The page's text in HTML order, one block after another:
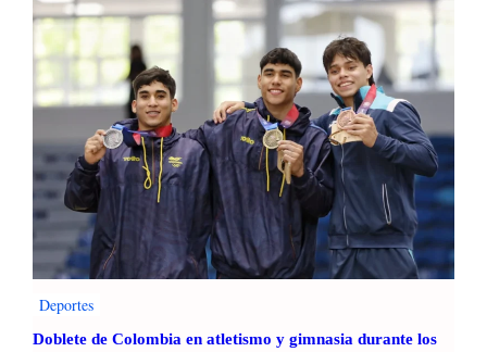
Deportes
Doblete de Colombia en atletismo y gimnasia durante los